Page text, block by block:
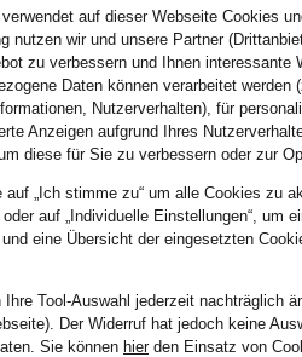
wen? Größe
auf dieser Webseite Cookies
nutzen wir und unsere Partner
zu verbessern und Ihnen interessante
Daten können verarbeitet
Nutzerverhalten), für
Anzeigen aufgrund Ihres
diese für Sie zu verbessern oder zur
auf „Ich stimme zu“ um alle Cookies zu
auf „Individuelle Einstellungen“, um
und eine Übersicht der eingesetzten
Ihre Tool-Auswahl jederzeit nachträglich
Der Widerruf hat jedoch keine
Sie können hierden Einsatz von